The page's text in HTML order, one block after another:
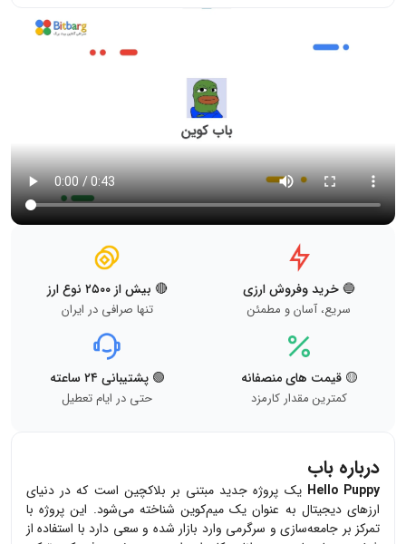
🔵 خرید وفروش ارزی
سریع، آسان و مطمئن
🔴 بیش از ۲۵۰۰ نوع ارز
تنها صرافی در ایران
🟡 قیمت های منصفانه
کمترین مقدار کارمزد
🟢 پشتیبانی ۲۴ ساعته
حتی در ایام تعطیل
درباره باب
Hello Puppy یک پروژه جدید مبتنی بر بلاکچین است که در دنیای
ارزهای دیجیتال به عنوان یک میم‌کوین شناخته می‌شود. این پروژه با
تمرکز بر جامعه‌سازی و سرگرمی وارد بازار شده و سعی دارد با استفاده از